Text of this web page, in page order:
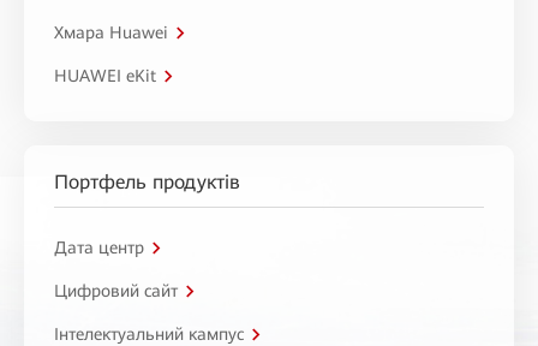
Хмара Huawei
HUAWEI eKit
Портфель продуктів
Дата центр
Цифровий сайт
Інтелектуальний кампус